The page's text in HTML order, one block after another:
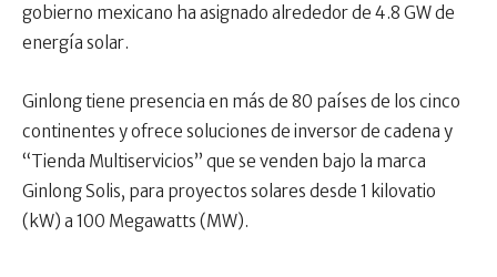
gobierno mexicano ha asignado alrededor de 4.8 GW de
energía solar.
Ginlong tiene presencia en más de 80 países de los cinco
continentes y ofrece soluciones de inversor de cadena y
“Tienda Multiservicios” que se venden bajo la marca
Ginlong Solis, para proyectos solares desde 1 kilovatio
(kW) a 100 Megawatts (MW).